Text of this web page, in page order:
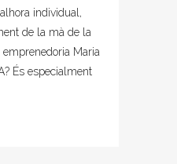
individual,
de la mà de la
Maria
És especialment